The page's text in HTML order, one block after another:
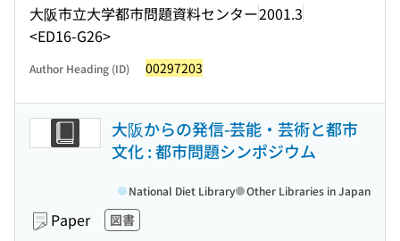
大阪市立大学都市問題資料センター2001.3
<ED16-G26>
Author Heading (ID) 00297203
大阪からの発信-芸能・芸術と都市
文化 : 都市問題シンポジウム
Paper 図書
National Diet Library Other Libraries in Japan